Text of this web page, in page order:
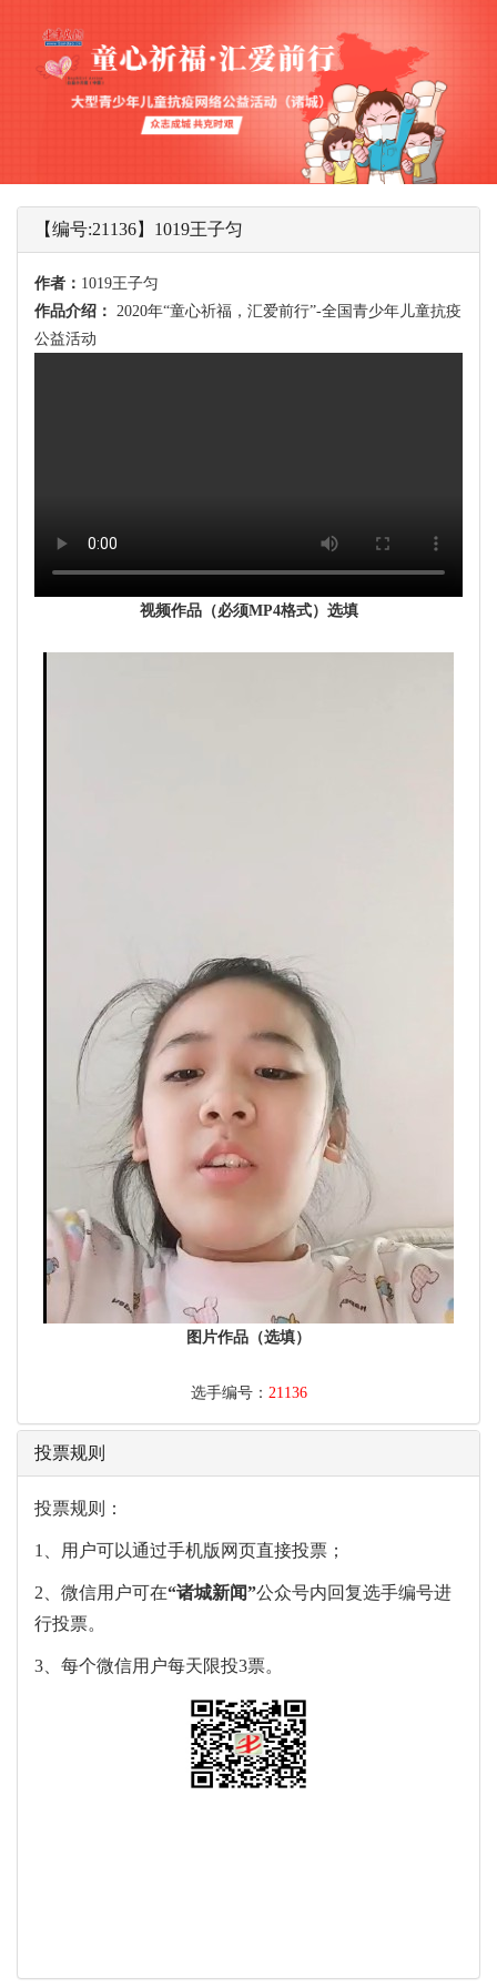
【编号:21136】1019王子匀
作者： 1019王子匀
作品介绍：
2020年“童心祈福，汇爱前行”-全国青少年儿童抗疫
公益活动
视频作品（必须MP4格式）选填
图片作品（选填）
选手编号： 21136
投票规则
投票规则：
1、用户可以通过手机版网页直接投票；
2、微信用户可在“诸城新闻”公众号内回复选手编号进
行投票。
3、每个微信用户每天限投3票。